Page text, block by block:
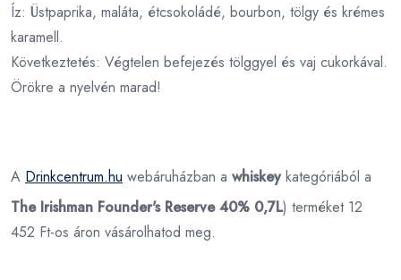
Íz: Üstpaprika, maláta, étcsokoládé, bourbon, tölgy és krémes
karamell.
Következtetés: Végtelen befejezés tölggyel és vaj cukorkával.
Örökre a nyelvén marad!
A Drinkcentrum.hu webáruházban a whiskeykategóriából a
The Irishman Founder's Reserve 40% 0,7L) terméket 12
452 Ft-os áron vásárolhatod meg.